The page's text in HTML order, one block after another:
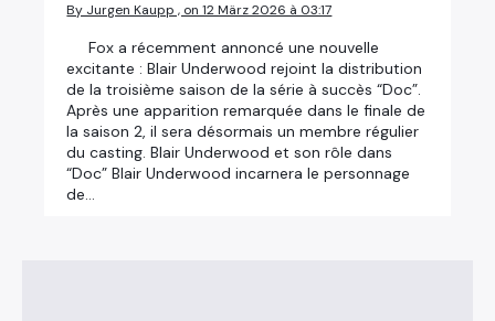
By Jurgen Kaupp , on 12 März 2026 à 03:17
Fox a récemment annoncé une nouvelle
excitante : Blair Underwood rejoint la distribution
de la troisième saison de la série à succès “Doc”.
Après une apparition remarquée dans le finale de
la saison 2, il sera désormais un membre régulier
du casting. Blair Underwood et son rôle dans
“Doc” Blair Underwood incarnera le personnage
de…